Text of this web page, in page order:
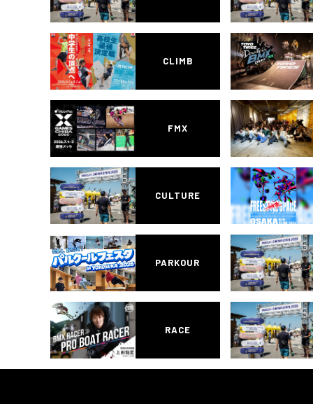
CLIMB
FMX
CULTURE
PARKOUR
RACE